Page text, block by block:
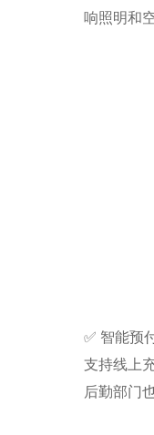
响照明和
✅ 智能预
支持线上
后勤部门